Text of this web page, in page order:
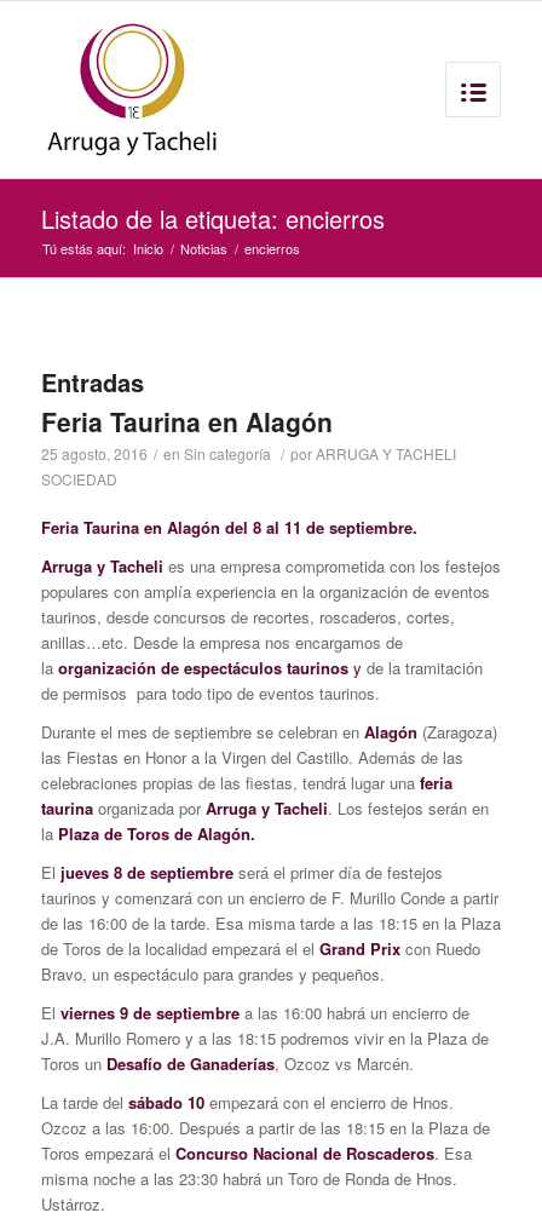
Listado de la etiqueta: encierros
Tú estás aquí: Inicio / Noticias / encierros
Entradas
Feria Taurina en Alagón
25 agosto, 2016 / en Sin categoría / porARRUGA Y TACHELI
SOCIEDAD
Feria Taurina en Alagón del 8 al 11 de septiembre.
Arruga y Tacheli es una empresa comprometida con los festejos
populares con amplía experiencia en la organización de eventos
taurinos, desde concursos de recortes, roscaderos, cortes,
anillas…etc. Desde la empresa nos encargamos de
la organización de espectáculos taurinosy de la tramitación
de permisos para todo tipo de eventos taurinos.
Durante el mes de septiembre se celebran en Alagón (Zaragoza)
las Fiestas en Honor a la Virgen del Castillo. Además de las
celebraciones propias de las fiestas, tendrá lugar una feria
taurinaorganizada porArruga y Tacheli. Los festejos serán en
la Plaza de Toros de Alagón.
El jueves 8 de septiembreserá el primer día de festejos
taurinos y comenzará con un encierro de F. Murillo Conde a partir
de las 16:00 de la tarde. Esa misma tarde a las 18:15 en la Plaza
de Toros de la localidad empezará el el Grand Prixcon Ruedo
Bravo, un espectáculo para grandes y pequeños.
El viernes 9 de septiembrea las 16:00 habrá un encierro de
J.A. Murillo Romero y a las 18:15 podremos vivir en la Plaza de
Toros un Desafío de Ganaderías, Ozcoz vs Marcén.
La tarde del sábado 10empezará con el encierro de Hnos.
Ozcoz a las 16:00. Después a partir de las 18:15 en la Plaza de
Toros empezará el Concurso Nacional de Roscaderos. Esa
misma noche a las 23:30 habrá un Toro de Ronda de Hnos.
Ustárroz.